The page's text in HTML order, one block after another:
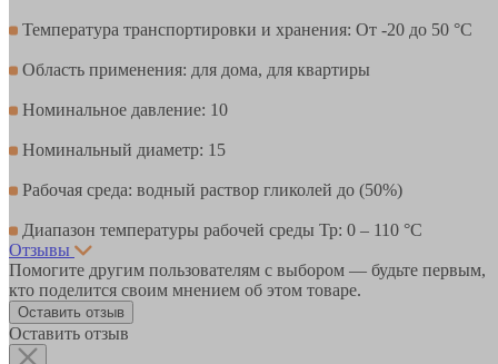
Температура транспортировки и хранения: От -20 до 50 °С
Область применения: для дома, для квартиры
Номинальное давление: 10
Номинальный диаметр: 15
Рабочая среда: водный раствор гликолей до (50%)
Диапазон температуры рабочей среды Тр: 0 – 110 °С
Отзывы
Помогите другим пользователям с выбором — будьте первым,
кто поделится своим мнением об этом товаре.
Оставить отзыв
Оставить отзыв